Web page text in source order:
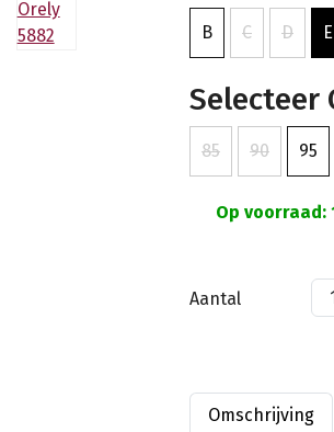
B C D E
Selecteer
85 90 95
Op voorraad:
Aantal
Omschrijving